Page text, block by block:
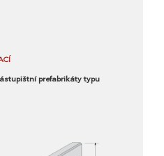
prefabrikáty typu